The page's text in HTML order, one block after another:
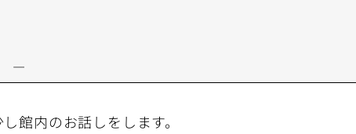
—
館内のお話しをします。